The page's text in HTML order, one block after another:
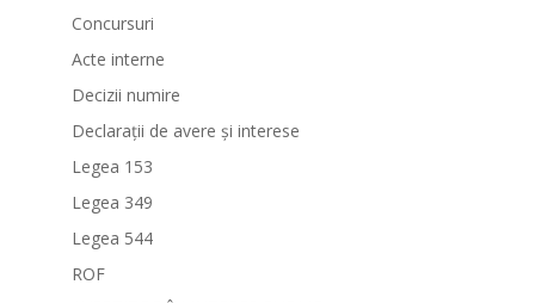
Concursuri
Acte interne
Decizii numire
Declarații de avere și interese
Legea 153
Legea 349
Legea 544
ROF